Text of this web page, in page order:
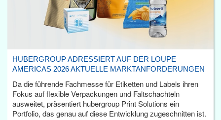
HUBERGROUP ADRESSIERT AUF DER LOUPE
AMERICAS 2026 AKTUELLE MARKTANFORDERUNGEN
Da die führende Fachmesse für Etiketten und Labels ihren
Fokus auf flexible Verpackungen und Faltschachteln
ausweitet, präsentiert hubergroup Print Solutions ein
Portfolio, das genau auf diese Entwicklung zugeschnitten ist.